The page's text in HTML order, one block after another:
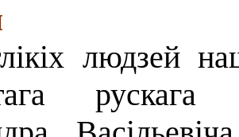
людзей
рускага